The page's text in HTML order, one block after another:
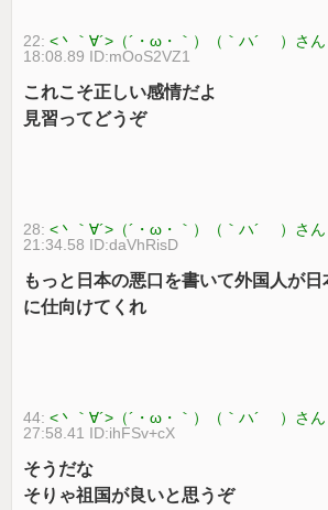
22:<丶｀∀´>（´・ω・｀）（｀ハ´ ）さん
18:08.89 ID:mOoS2VZ1
これこそ正しい感情だよ
見習ってどうぞ
28:<丶｀∀´>（´・ω・｀）（｀ハ´ ）さん
21:34.58 ID:daVhRisD
もっと日本の悪口を書いて外国人が日
に仕向けてくれ
44:<丶｀∀´>（´・ω・｀）（｀ハ´ ）さん
27:58.41 ID:ihFSv+cX
そうだな
そりゃ祖国が良いと思うぞ